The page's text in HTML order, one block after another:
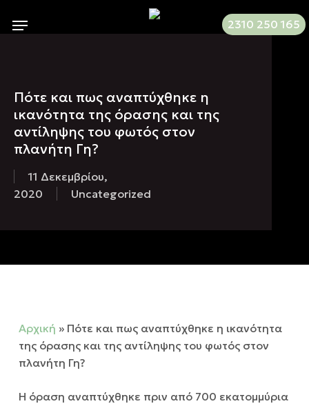
2310 250 165
Menu
Πότε και πως αναπτύχθηκε η
ικανότητα της όρασης και της
αντίληψης του φωτός στον
πλανήτη Γη?
11 Δεκεμβρίου,
2020
Uncategorized
Αρχική » Πότε και πως αναπτύχθηκε η ικανότητα
της όρασης και της αντίληψης του φωτός στον
πλανήτη Γη?
Η όραση αναπτύχθηκε πριν από 700 εκατομμύρια